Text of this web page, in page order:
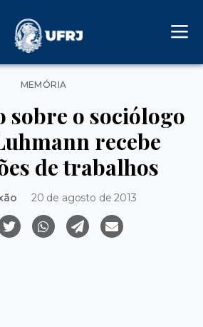
Categorias
MEMÓRIA
sobre o sociólogo
recebe
de trabalhos
20 de agosto de 2013